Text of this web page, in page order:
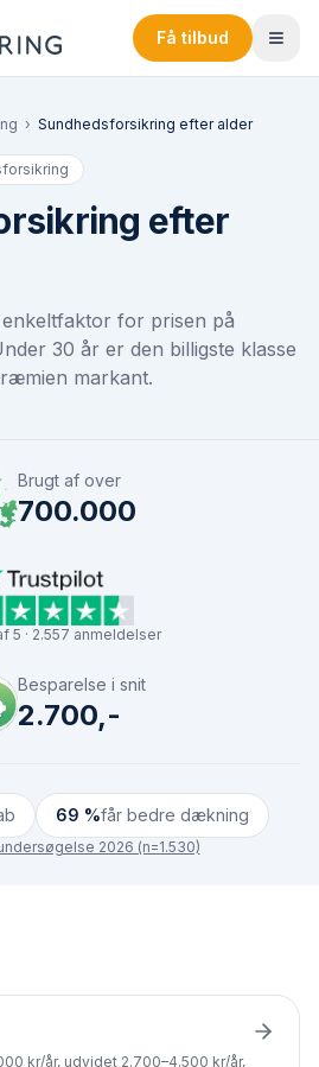
Få tilbud
› Sundhedsforsikring efter alder
efter
for prisen på
30 år er den billigste klasse
markant.
Brugt af over
700.000
5 · 2.557 anmeldelser
Besparelse i snit
2.700,-
69 %får bedre dækning
2026 (n=1.530)
kr/år, udvidet 2.700–4.500 kr/år,